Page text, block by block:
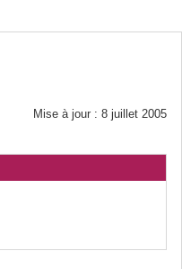
Mise à jour : 8 juillet 2005